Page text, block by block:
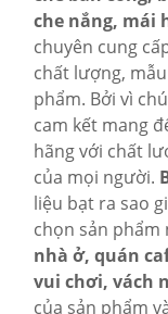
che nắng, mái
chuyên cung
chất lượng,
phẩm. Bởi vì
cam kết mang
hãng với chất
của mọi người.
liệu bạt ra sao
chọn sản phẩm
nhà ở, quán
vui chơi, vách
của sản phẩm